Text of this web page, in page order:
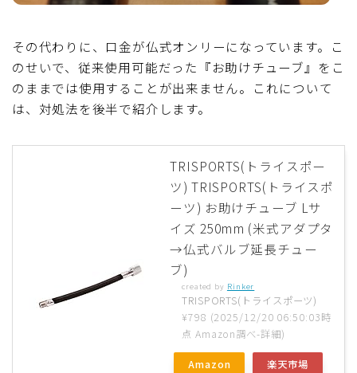
その代わりに、口金が仏式オンリーになっています。こ
のせいで、従来使用可能だった『お助けチューブ』をこ
のままでは使用することが出来ません。これについて
は、対処法を後半で紹介します。
TRISPORTS(トライスポー
ツ) TRISPORTS(トライスポ
ーツ) お助けチューブ Lサ
イズ 250mm (米式アダプタ
→仏式バルブ延長チュー
ブ)
created by Rinker
TRISPORTS(トライスポーツ)
¥798 (2025/12/20 06:50:03時
点 Amazon調べ-詳細)
Amazon
楽天市場